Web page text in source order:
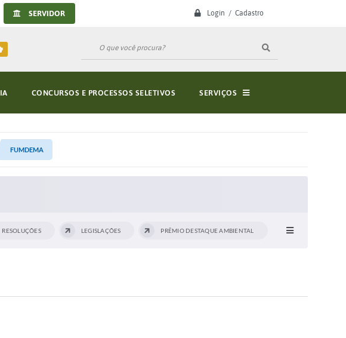
Login / Cadastro
SERVIDOR
CONCURSOS E PROCESSOS SELETIVOS SERVIÇOS
FUMDEMA
RESOLUÇÕES LEGISLAÇÕES PRÊMIO DESTAQUE AMBIENTAL